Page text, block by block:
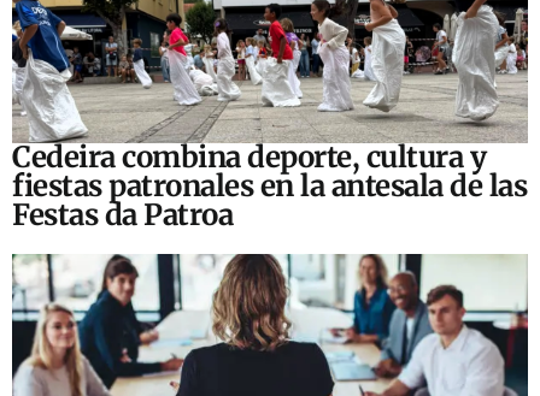
Cedeira combina deporte, cultura y
fiestas patronales en la antesala de las
Festas da Patroa